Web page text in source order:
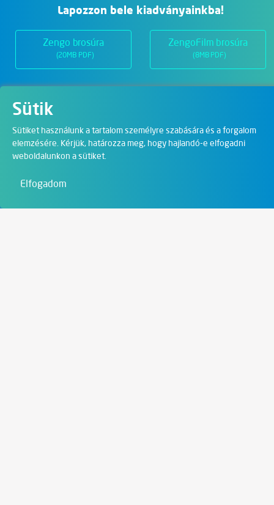
Sütik
Sütiket használunk a tartalom személyre szabására és a forgalom
elemzésére. Kérjük, határozza meg, hogy hajlandó-e elfogadni
weboldalunkon a sütiket.
Elfogadom
Lapozzon bele kiadványainkba!
Zengo brosúra
(20MB PDF)
ZengoFilm brosúra
(8MB PDF)
Digitális megoldások
Művészet és szórakozás